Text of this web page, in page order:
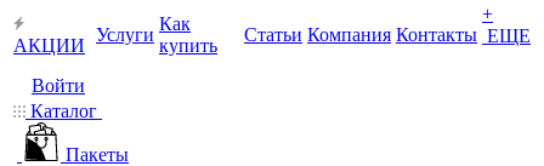
АКЦИИ
Услуги
Как
купить
Статьи Компания Контакты
+
ЕЩЕ
Войти
Каталог
Пакеты